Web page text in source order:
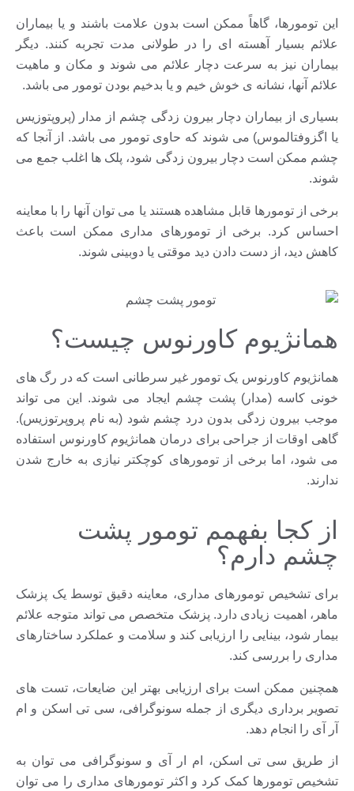
این تومورها، گاهاً ممکن است بدون علامت باشند و یا بیماران
علائم بسیار آهسته ای را در طولانی مدت تجربه کنند. دیگر
بیماران نیز به سرعت دچار علائم می شوند و مکان و ماهیت
علائم آنها، نشانه ی خوش خیم و یا بدخیم بودن تومور می باشد.
بسیاری از بیماران دچار بیرون زدگی چشم از مدار (پروپتوزیس
یا اگزوفتالموس) می شوند که حاوی تومور می باشد. از آنجا که
چشم ممکن است دچار بیرون زدگی شود، پلک ها اغلب جمع می
شوند.
برخی از تومورها قابل مشاهده هستند یا می توان آنها را با معاینه
احساس کرد. برخی از تومورهای مداری ممکن است باعث
کاهش دید، از دست دادن دید موقتی یا دوبینی شوند.
همانژیوم کاورنوس چیست؟
همانژیوم کاورنوس یک تومور غیر سرطانی است که در رگ های
خونی کاسه (مدار) پشت چشم ایجاد می شوند. این می تواند
موجب بیرون زدگی بدون درد چشم شود (به نام پروپرتوزیس).
گاهی اوقات از جراحی برای درمان همانژیوم کاورنوس استفاده
می شود، اما برخی از تومورهای کوچکتر نیازی به خارج شدن
ندارند.
از کجا بفهمم تومور پشت
چشم دارم؟
برای تشخیص تومورهای مداری، معاینه دقیق توسط یک پزشک
ماهر، اهمیت زیادی دارد. پزشک متخصص می تواند متوجه علائم
بیمار شود، بینایی را ارزیابی کند و سلامت و عملکرد ساختارهای
مداری را بررسی کند.
همچنین ممکن است برای ارزیابی بهتر این ضایعات، تست های
تصویر برداری دیگری از جمله سونوگرافی، سی تی اسکن و ام
آر آی را انجام دهد.
از طریق سی تی اسکن، ام ار آی و سونوگرافی می توان به
تشخیص تومورها کمک کرد و اکثر تومورهای مداری را می توان